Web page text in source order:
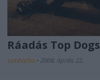
Ráadás Top Dogs
szinhazhu • 2008. április 22.